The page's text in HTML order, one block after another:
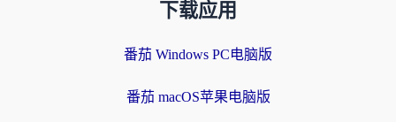
下载应用
番茄 Windows PC电脑版
番茄 macOS苹果电脑版